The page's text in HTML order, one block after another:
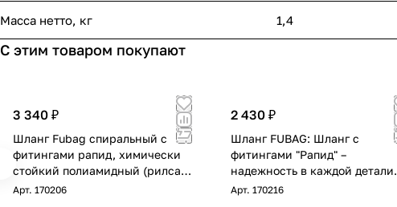
Масса нетто, кг 1,4
С этим товаром покупают
3 340 ₽
Шланг Fubag спиральный с
фитингами рапид, химически
стойкий полиамидный (рилсан),
15бар, 8x12мм, 15м
Арт. 170206
2 430 ₽
Шланг FUBAG: Шланг с
фитингами "Рапид" –
надежность в каждой детали.
Описание: Маслостойкий
Арт.170216